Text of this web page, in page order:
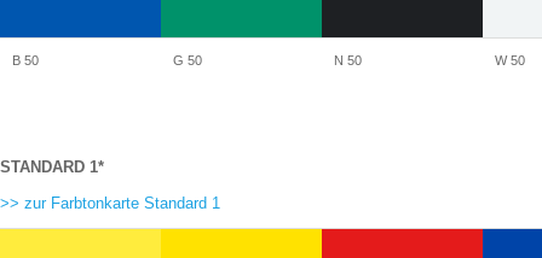
B 50 G 50 N 50 W 50
STANDARD 1*
>> zur Farbtonkarte Standard 1